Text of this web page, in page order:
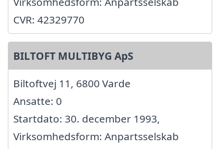
CVR: 42329770
BILTOFT MULTIBYG ApS
Biltoftvej 11, 6800 Varde
Ansatte: 0
Startdato: 30. december 1993,
Virksomhedsform: Anpartsselskab